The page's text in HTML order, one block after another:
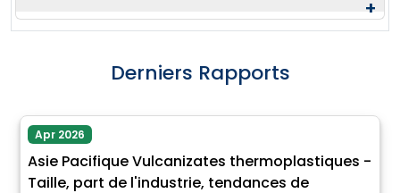
+
Derniers Rapports
Apr 2026
Asie Pacifique Vulcanizates thermoplastiques -
Taille, part de l'industrie, tendances de